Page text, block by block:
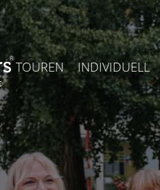
TOUREN INDIVIDUELL